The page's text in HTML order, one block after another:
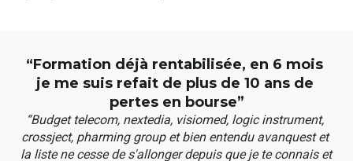
“Formation déjà rentabilisée, en 6 mois
je me suis refait de plus de 10 ans de
pertes en bourse”
“Budget telecom, nextedia, visiomed, logic instrument,
crossject, pharming group et bien entendu avanquest et
la liste ne cesse de s'allonger depuis que je te connais et